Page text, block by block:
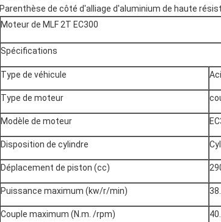
Parenthèse de côté d'alliage d'aluminium de haute
Moteur de MLF 2T EC300
Spécifications
Type de véhicule
Type de moteur
Modèle de moteur
Disposition de cylindre
Déplacement de piston (cc)
Puissance maximum (kw/r/min)
Couple maximum (N.m. /rpm)